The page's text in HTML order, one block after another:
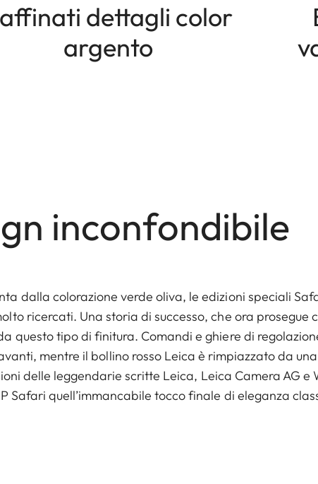
dettagli color
argento
inconfondibile
dalla colorazione verde oliva, le edizioni speciali
ricercati. Una storia di successo, che ora prosegue
questo tipo di finitura. Comandi e ghiere di
mentre il bollino rosso Leica è rimpiazzato da
delle leggendarie scritte Leica, Leica Camera AG e
Safari quell’immancabile tocco finale di eleganza